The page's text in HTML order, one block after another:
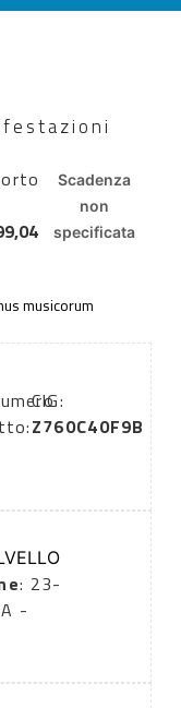
Scadenza
non
specificata
musicorum
CIG:
Z760C40F9B
: 23-
-